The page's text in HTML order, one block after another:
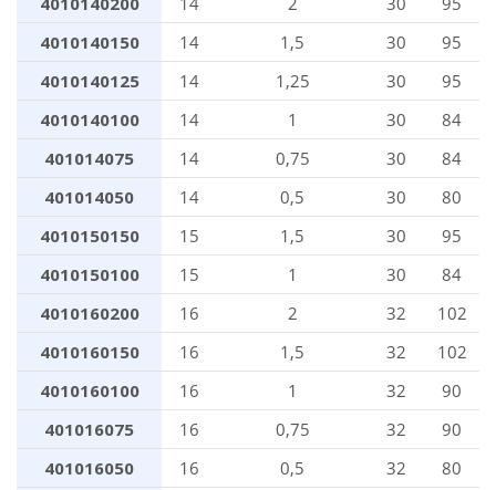
4010140150
14 1,5 30
95
4010140125
14 1,25 30
95
4010140100
14 1 30
84
401014075
14 0,75 30
84
401014050
14 0,5 30
80
4010150150
15 1,5 30
95
4010150100
15 1 30
84
4010160200
16 2 32
102
4010160150
16 1,5 32
102
4010160100
16 1 32
90
401016075
16 0,75 32
90
401016050
16 0,5 32
80